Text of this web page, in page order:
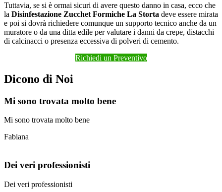
Tuttavia, se si è ormai sicuri di avere questo danno in casa, ecco che
la Disinfestazione Zucchet Formiche La Storta deve essere mirata
e poi si dovrà richiedere comunque un supporto tecnico anche da un
muratore o da una ditta edile per valutare i danni da crepe, distacchi
di calcinacci o presenza eccessiva di polveri di cemento.
Richiedi un Preventivo
Dicono di Noi
Mi sono trovata molto bene
Mi sono trovata molto bene
Fabiana
Dei veri professionisti
Dei veri professionisti